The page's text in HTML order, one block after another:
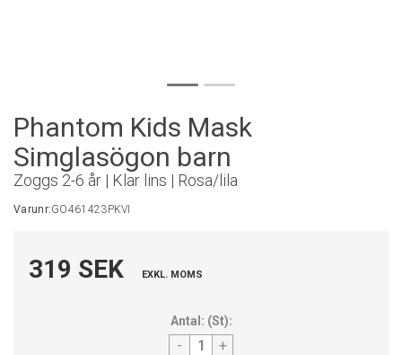
Phantom Kids Mask
Simglasögon barn
Zoggs 2-6 år | Klar lins | Rosa/lila
Varunr:GO461423PKVI
319 SEK EXKL. MOMS
Antal: (St):
- +